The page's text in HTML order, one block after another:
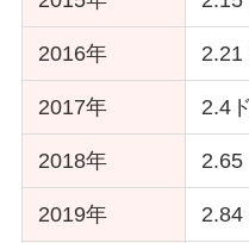
平均以上の高配当
高い分配率が期待
心材料のひとつです
そしてVYMは、構
投資するのではな
2016年 2.21
2017年 2.4
2018年 2.65
2019年 2.84